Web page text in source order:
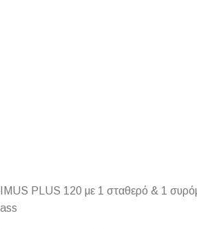
PLUS 120 με 1 σταθερό & 1